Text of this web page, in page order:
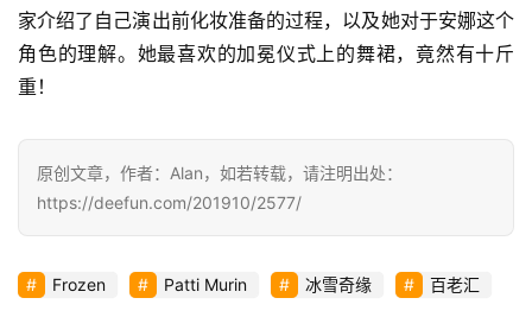
家介绍了自己演出前化妆准备的过程，以及她对于安娜这个
角色的理解。她最喜欢的加冕仪式上的舞裙，竟然有十斤
重！
原创文章，作者：Alan，如若转载，请注明出处：
https://deefun.com/201910/2577/
Frozen Patti Murin 冰雪奇缘 百老汇